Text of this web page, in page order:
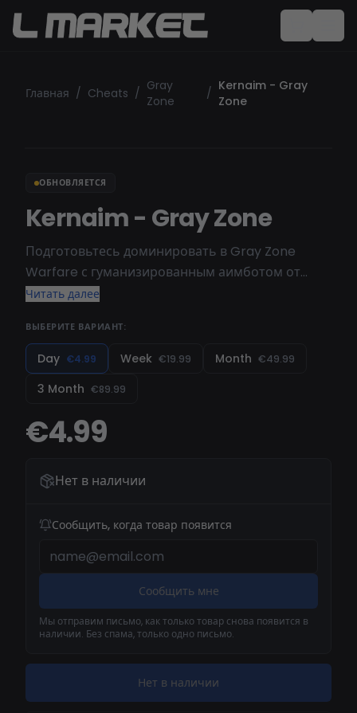
Главная / Cheats / Gray
Zone
/ Kernaim - Gray
Zone
ОБНОВЛЯЕТСЯ
Kernaim - Gray Zone
Подготовьтесь доминировать в Gray Zone
Warfare с гуманизированным аимботом от
Kernaim. Читы Kernaim для Gray Zone Warfare
незаметное преимущество без рискованных
функций. Они защищены от стриминга и не
поддаются обнаружению, постоянно
обновляются, чтобы избежать античит-
детекции. Поднимите свой игровой опыт с
настраиваемыми решениями от Kernaim и без
Читать далее
ВЫБЕРИТЕ ВАРИАНТ:
Day €4.99 Week €19.99 Month €49.99
3 Month €89.99
€4.99
Нет в наличии
Сообщить, когда товар появится
Сообщить мне
Мы отправим письмо, как только товар снова появится в
наличии. Без спама, только одно письмо.
Нет в наличии